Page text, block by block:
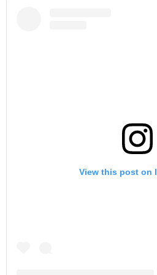
View this post on